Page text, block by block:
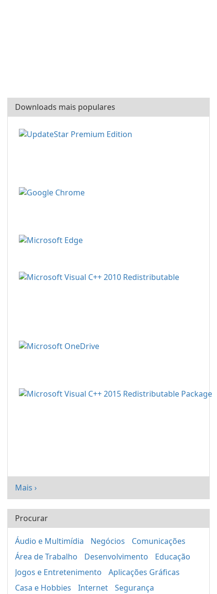
Downloads mais populares
Mais ›
Procurar
Áudio e Multimídia Negócios
Comunicações
Área de Trabalho
Desenvolvimento
Educação
Jogos e Entretenimento
Aplicações Gráficas
Casa e Hobbies
Internet
Segurança